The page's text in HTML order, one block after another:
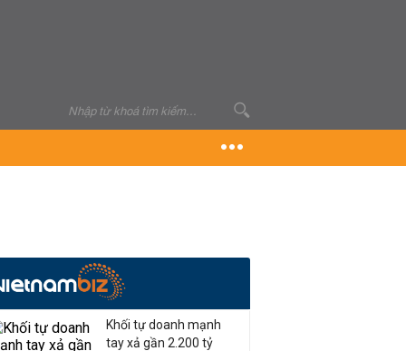
Khối tự doanh mạnh
tay xả gần 2.200 tỷ